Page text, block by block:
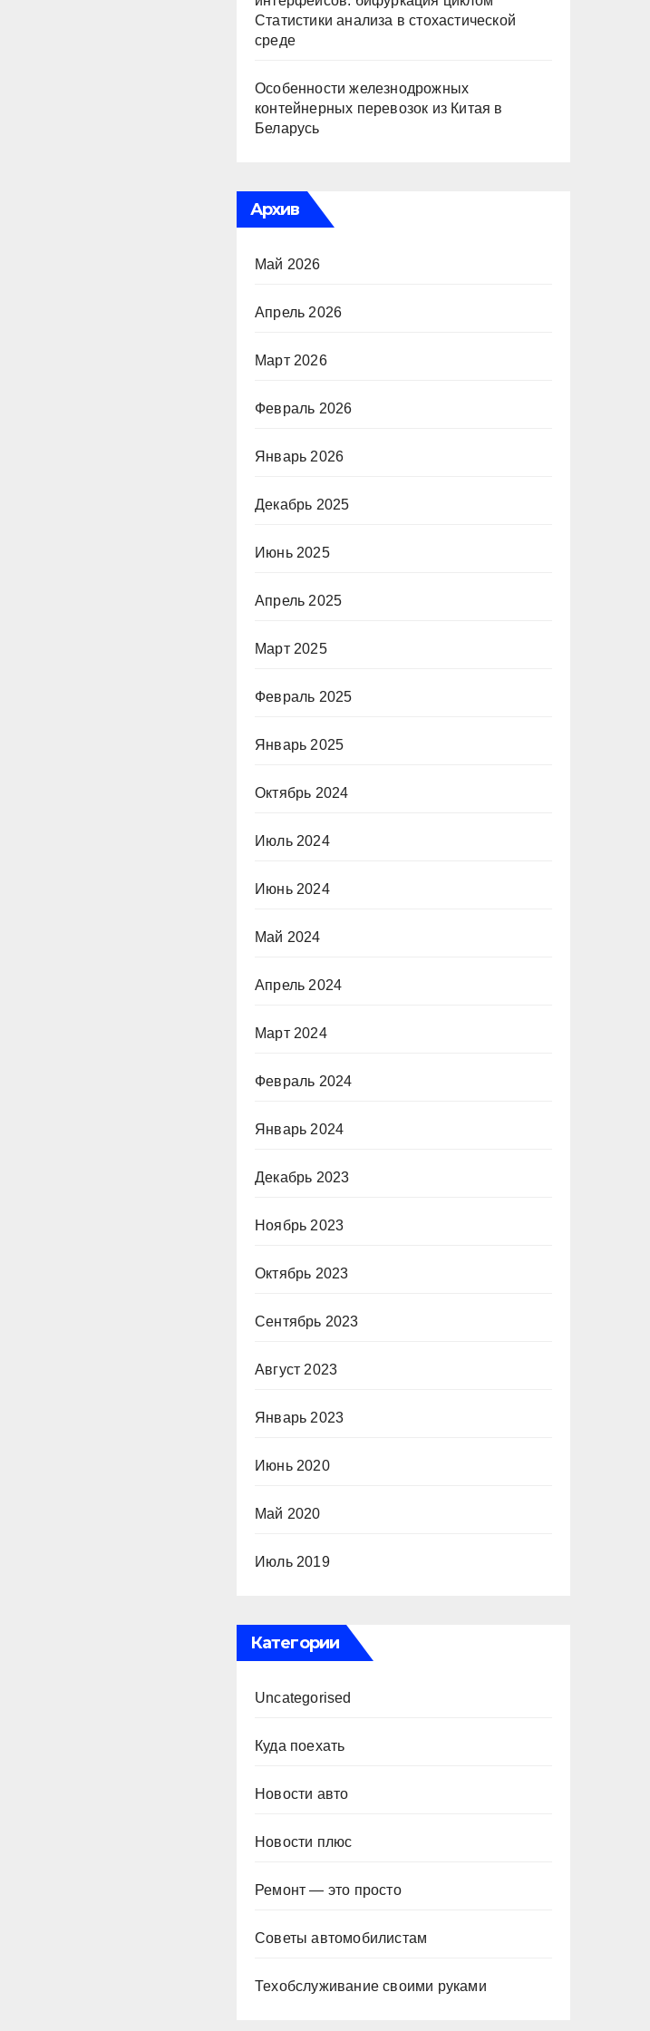
Статистики анализа в стохастической
среде
Особенности железнодрожных
контейнерных перевозок из Китая в
Беларусь
Архив
Май 2026
Апрель 2026
Март 2026
Февраль 2026
Январь 2026
Декабрь 2025
Июнь 2025
Апрель 2025
Март 2025
Февраль 2025
Январь 2025
Октябрь 2024
Июль 2024
Июнь 2024
Май 2024
Апрель 2024
Март 2024
Февраль 2024
Январь 2024
Декабрь 2023
Ноябрь 2023
Октябрь 2023
Сентябрь 2023
Август 2023
Январь 2023
Июнь 2020
Май 2020
Июль 2019
Категории
Uncategorised
Куда поехать
Новости авто
Новости плюс
Ремонт — это просто
Советы автомобилистам
Техобслуживание своими руками